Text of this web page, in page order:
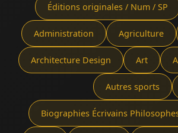
Éditions originales / Num / SP
Administration Agriculture
Architecture Design Art
Autres sports
Biographies Écrivains